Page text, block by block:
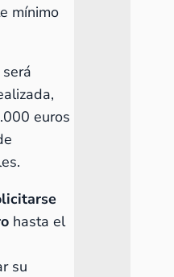
mínimo
euros
hasta el
su